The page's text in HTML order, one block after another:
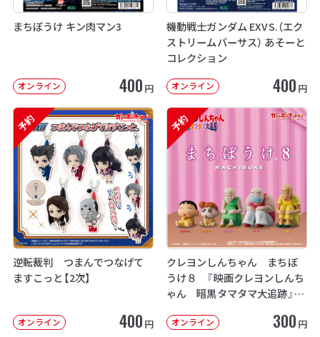
まちぼうけ キン肉マン3
オンライン 400 円
機動戦士ガンダム EXVS.（エク
ストリームバーサス） あそーと
コレクション
オンライン 400 円
予約
逆転裁判 つまんでつなげて
ますこっと【2次】
オンライン 400 円
予約
クレヨンしんちゃん まちぼ
うけ８ 『映画クレヨンしんち
ゃん 暗黒タマタマ大追跡』【2
オンライン 300 円